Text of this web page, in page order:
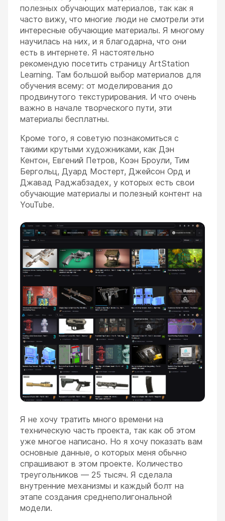
полезных обучающих материалов, так как я
часто вижу, что многие люди не смотрели эти
интересные обучающие материалы. Я многому
научилась на них, и я благодарна, что они
есть в интернете. Я настоятельно
рекомендую посетить страницу ArtStation
Learning. Там большой выбор материалов для
обучения всему: от моделирования до
продвинутого текстурирования. И что очень
важно в начале творческого пути, эти
материалы бесплатны.
Кроме того, я советую познакомиться с
такими крутыми художниками, как Дэн
Кентон, Евгений Петров, Коэн Броули, Тим
Бергольц, Дуард Мостерт, Джейсон Орд и
Джавад Раджабзадех, у которых есть свои
обучающие материалы и полезный контент на
YouTube.
Я не хочу тратить много времени на
техническую часть проекта, так как об этом
уже многое написано. Но я хочу показать вам
основные данные, о которых меня обычно
спрашивают в этом проекте. Количество
треугольников — 25 тысяч. Я сделала
внутренние механизмы и каждый болт на
этапе создания среднеполигональной
модели.